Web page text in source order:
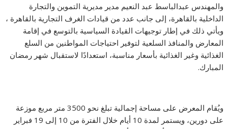
والمهندس عبدالباسط عبد النعيم مدير مديرية التموين والتجارة
الداخلية بالقاهرة، إلى جانب عدد من قيادات الغرف التجارية بالقاهرة ،
ويأتي ذلك في إطار توجيهات القيادة السياسية بالتوسع في إقامة
المعارض والمنافذ السلعية لتوفير احتياجات المواطنين من السلع
الغذائية وغير الغذائية بأسعار مناسبة، استعدادًا لاستقبال شهر رمضان
المبارك.
ويُقام المعرض على مساحة إجمالية تبلغ نحو 3500 متر مربع موزعة
على دورين، ويستمر لمدة 10 أيام خلال الفترة من 10 إلى 19 فبراير